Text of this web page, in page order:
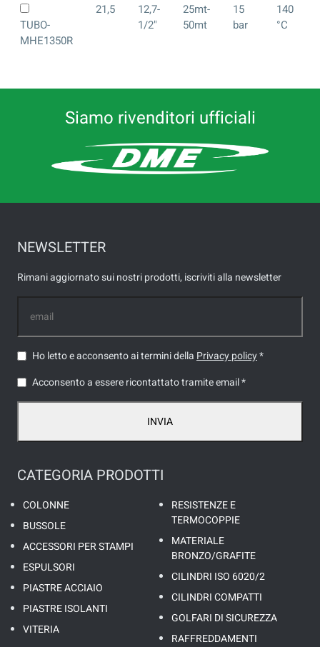
TUBO-
MHE1350R
21,5
12,7-
1/2"
25mt-
50mt
15
bar
140
°C
Siamo rivenditori ufficiali
CATEGORIA PRODOTTI
COLONNE
BUSSOLE
ACCESSORI PER STAMPI
ESPULSORI
PIASTRE ACCIAIO
PIASTRE ISOLANTI
VITERIA
RESISTENZE E
TERMOCOPPIE
MATERIALE
BRONZO/GRAFITE
CILINDRI ISO 6020/2
CILINDRI COMPATTI
GOLFARI DI SICUREZZA
RAFFREDDAMENTI
NEWSLETTER
Rimani aggiornato sui nostri prodotti, iscriviti alla newsletter
Ho letto e acconsento ai termini della Privacy policy*
Acconsento a essere ricontattato tramite email *
INVIA